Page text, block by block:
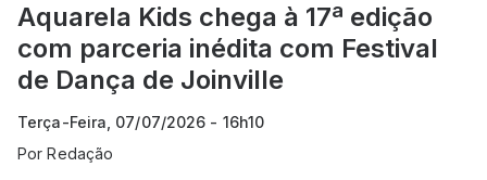
Aquarela Kids chega à 17ª edição
com parceria inédita com Festival
de Dança de Joinville
Terça-Feira, 07/07/2026 - 16h10
PorRedação